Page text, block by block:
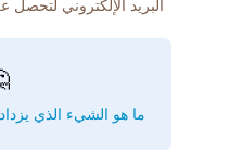
البريد الإلكتروني
ما هو الشيء الذي